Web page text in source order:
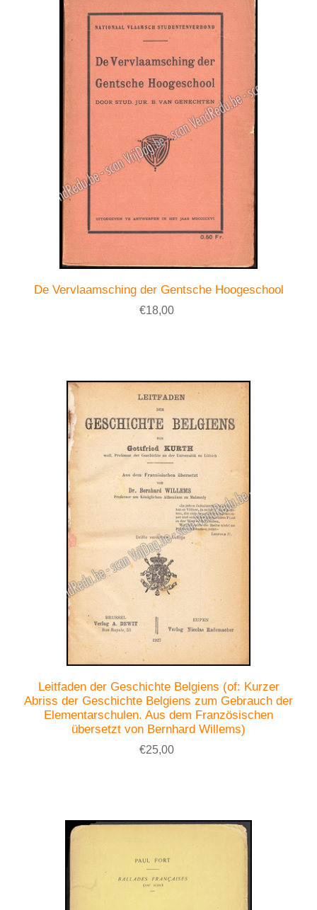
De Vervlaamsching der Gentsche Hoogeschool
€18,00
Leitfaden der Geschichte Belgiens (of: Kurzer
Abriss der Geschichte Belgiens zum Gebrauch der
Elementarschulen. Aus dem Französischen
übersetzt von Bernhard Willems)
€25,00